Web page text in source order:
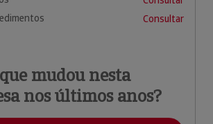
Consultar
mudou nesta
nos últimos anos?